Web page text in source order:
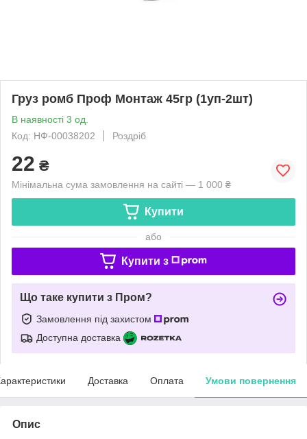
Груз ромб Проф Монтаж 45гр (1уп-2шт)
В наявності 3 од.
Код: НФ-00038202
Роздріб
22 ₴
Мінімальна сума замовлення на сайті — 1 000 ₴
Купити
або
Купити з
Що таке купити з Пром?
Замовлення під захистом
Доступна доставка
Доставка Оплата Умови повернення
Опис